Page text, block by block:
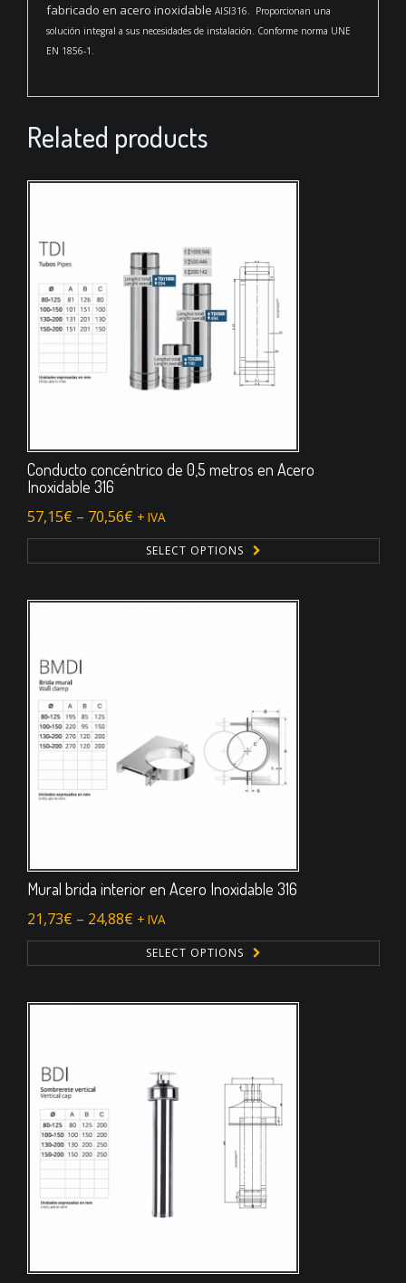
fabricado en acero inoxidable AISI316. Proporcionan una
solución integral a sus necesidades de instalación. Conforme norma UNE
EN 1856-1.
Related products
Conducto concéntrico de 0,5 metros en Acero
Inoxidable 316
57,15€ – 70,56€ + IVA
SELECT OPTIONS
Mural brida interior en Acero Inoxidable 316
21,73€ – 24,88€ + IVA
SELECT OPTIONS